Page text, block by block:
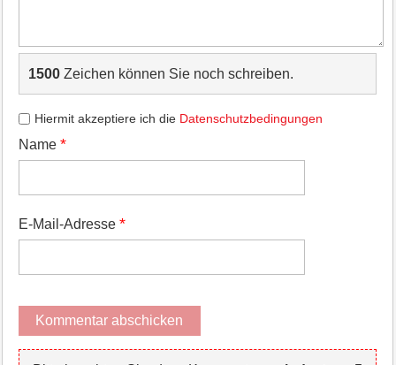
1500Zeichen können Sie noch schreiben.
Hiermit akzeptiere ich die Datenschutzbedingungen
Name *
E-Mail-Adresse *